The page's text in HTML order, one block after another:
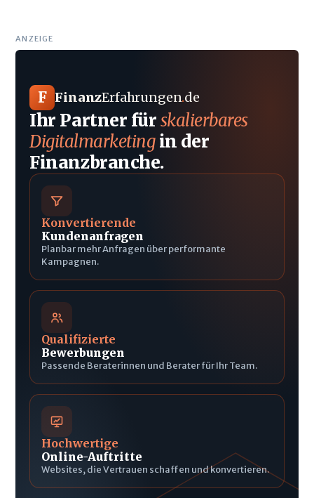
ANZEIGE
F FinanzErfahrungen.de
Ihr Partner fürskalierbares
Digitalmarketingin der
Finanzbranche.
Konvertierende
Kundenanfragen
Planbar mehr Anfragen über performante
Kampagnen.
Qualifizierte
Bewerbungen
Passende Beraterinnen und Berater für Ihr Team.
Hochwertige
Online-Auftritte
Websites, die Vertrauen schaffen und konvertieren.